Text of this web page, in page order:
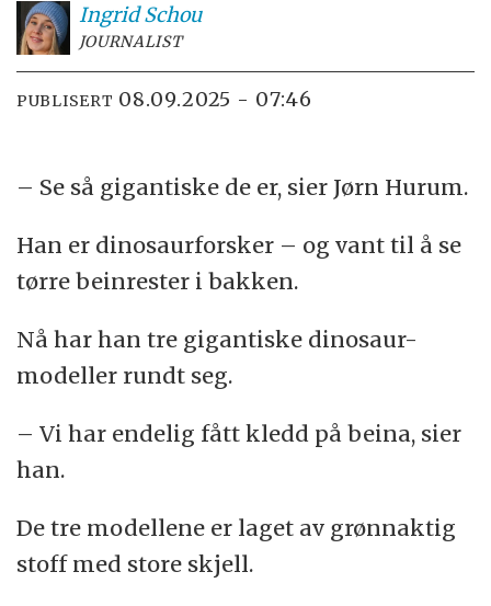
Ingrid Schou
JOURNALIST
PUBLISERT 08.09.2025 - 07:46
– Se så gigantiske de er, sier Jørn Hurum.
Han er dinosaurforsker – og vant til å se
tørre beinrester i bakken.
Nå har han tre gigantiske dinosaur-
modeller rundt seg.
– Vi har endelig fått kledd på beina, sier
han.
De tre modellene er laget av grønnaktig
stoff med store skjell.